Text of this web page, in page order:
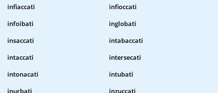
infiaccati
infioccati
infoibati
inglobati
insaccati
intabaccati
intaccati
intersecati
intonacati
intubati
inurbati
inzuccati